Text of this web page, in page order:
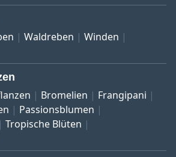
Waldreben
Winden
Bromelien
Frangipani
Passionsblumen
Tropische Blüten